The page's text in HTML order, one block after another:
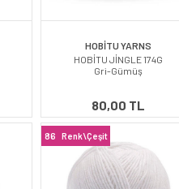
HOBİTU YARNS
HOBİTU JİNGLE 174G
Gri-Gümüş
80,00 TL
86 Renk\Çeşit